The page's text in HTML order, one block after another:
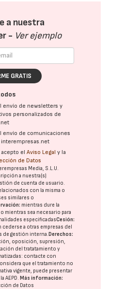
a nuestra
- Ver ejemplo
GRATIS
envío de newsletters y
personalizados de
envío de comunicaciones
acepto elAviso Legal y la
de Datos
Media, S.L.U.
a nuestra(s)
de cuenta de usuario.
con la misma o
similares o
mientras dure la
mientras sea necesario para
especificadasCesión:
cederse a otras empresas del
de gestión interna.Derechos:
oposición, supresión,
del tratatamiento y
contacte con
que el tratamiento no
vigente, puede presentar
laAEPD.Más información:
de Datos